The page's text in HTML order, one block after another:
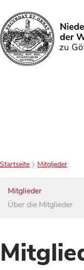
Suchen
Startseite Mitglieder
Mitglieder
Über die Mitglieder